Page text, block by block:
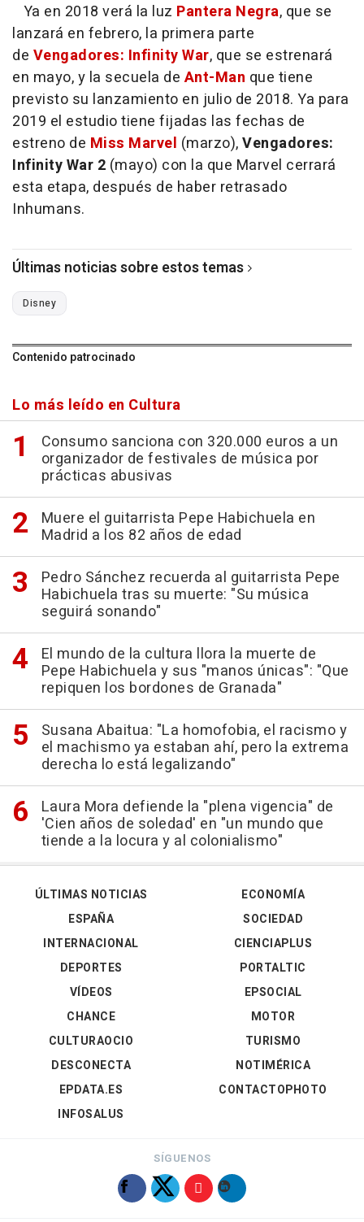
Ya en 2018 verá la luz Pantera Negra, que se
lanzará en febrero, la primera parte
de Vengadores: Infinity War, que se estrenará
en mayo, y la secuela deAnt-Man que tiene
previsto su lanzamiento en julio de 2018. Ya para
2019 el estudio tiene fijadas las fechas de
estreno de Miss Marvel (marzo),Vengadores:
Infinity War 2 (mayo) con la que Marvel cerrará
esta etapa, después de haber retrasado
Inhumans.
Últimas noticias sobre estos temas
Disney
Contenido patrocinado
Lo más leído en Cultura
Consumo sanciona con 320.000 euros a un
organizador de festivales de música por
prácticas abusivas
Muere el guitarrista Pepe Habichuela en
Madrid a los 82 años de edad
Pedro Sánchez recuerda al guitarrista Pepe
Habichuela tras su muerte: "Su música
seguirá sonando"
El mundo de la cultura llora la muerte de
Pepe Habichuela y sus "manos únicas": "Que
repiquen los bordones de Granada"
Susana Abaitua: "La homofobia, el racismo y
el machismo ya estaban ahí, pero la extrema
derecha lo está legalizando"
Laura Mora defiende la "plena vigencia" de
'Cien años de soledad' en "un mundo que
tiende a la locura y al colonialismo"
ÚLTIMAS NOTICIAS
ESPAÑA
INTERNACIONAL
DEPORTES
VÍDEOS
ECONOMÍA
SOCIEDAD
CIENCIAPLUS
PORTALTIC
EPSOCIAL
CHANCE
CULTURAOCIO
DESCONECTA
EPDATA.ES
INFOSALUS
MOTOR
TURISMO
NOTIMÉRICA
CONTACTOPHOTO
SÍGUENOS